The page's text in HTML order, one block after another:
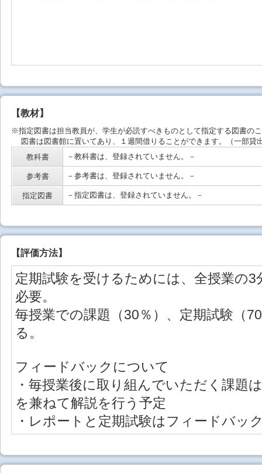
【教材】
※指定図書は担当教員が、学生が必読すべきものとして指定する図書の
図書は図書館に置いてあり、１週間借りることができます。（一部貸
教科書
－教科書は、登録されていません。－
参考書 －参考書は、登録されていません。－
指定図書 －指定図書は、登録されていません。－
【評価方法】
定期試験を受けるためには、全授業の
必要。
毎授業での課題（30％）、定期試験（
る。
フィードバックについて
・毎授業後に取り組んでいただく課題
を兼ねて解説を行う予定
・レポートと定期試験はフィードバッ